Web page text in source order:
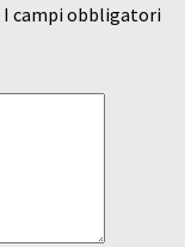
I campi obbligatori